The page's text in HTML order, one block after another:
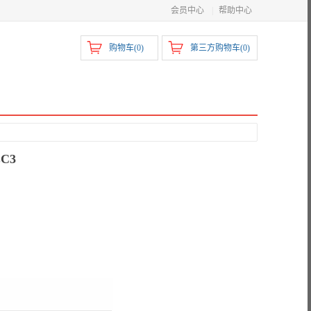
会员中心 帮助中心
第三方购物车(0)
购物车(0)